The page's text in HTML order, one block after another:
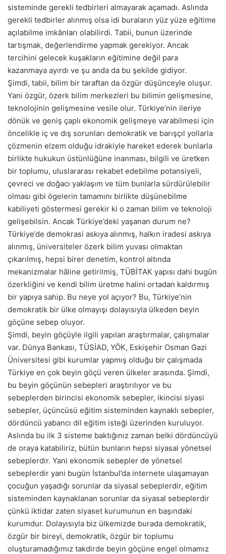
sisteminde gerekli tedbirleri almayarak açamadı. Aslında
gerekli tedbirler alınmış olsa idi buraların yüz yüze eğitime
açılabilme imkânları olabilirdi. Tabii, bunun üzerinde
tartışmak, değerlendirme yapmak gerekiyor. Ancak
tercihini gelecek kuşakların eğitimine değil para
kazanmaya ayırdı ve şu anda da bu şekilde gidiyor.
Şimdi, tabii, bilim bir taraftan da özgür düşünceyle oluşur.
Yani özgür, özerk bilim merkezleri bu bilimin gelişmesine,
teknolojinin gelişmesine vesile olur. Türkiye’nin ileriye
dönük ve geniş çaplı ekonomik gelişmeye varabilmesi için
öncelikle iç ve dış sorunları demokratik ve barışçıl yollarla
çözmenin elzem olduğu idrakiyle hareket ederek bunlarla
birlikte hukukun üstünlüğüne inanması, bilgili ve üretken
bir toplumu, uluslararası rekabet edebilme potansiyeli,
çevreci ve doğacı yaklaşım ve tüm bunlarla sürdürülebilir
olması gibi ögelerin tamamını birlikte düşünebilme
kabiliyeti göstermesi gerekir ki o zaman bilim ve teknoloji
gelişebilsin. Ancak Türkiye’deki yaşanan durum ne?
Türkiye’de demokrasi askıya alınmış, halkın iradesi askıya
alınmış, üniversiteler özerk bilim yuvası olmaktan
çıkarılmış, hepsi birer denetim, kontrol altında
mekanizmalar hâline getirilmiş, TÜBİTAK yapısı dahi bugün
özerkliğini ve kendi bilim üretme halini ortadan kaldırmış
bir yapıya sahip. Bu neye yol açıyor? Bu, Türkiye’nin
demokratik bir ülke olmayışı dolayısıyla ülkeden beyin
göçüne sebep oluyor.
Şimdi, beyin göçüyle ilgili yapılan araştırmalar, çalışmalar
var. Dünya Bankası, TÜSİAD, YÖK, Eskişehir Osman Gazi
Üniversitesi gibi kurumlar yapmış olduğu bir çalışmada
Türkiye en çok beyin göçü veren ülkeler arasında. Şimdi,
bu beyin göçünün sebepleri araştırılıyor ve bu
sebeplerden birincisi ekonomik sebepler, ikincisi siyasi
sebepler, üçüncüsü eğitim sisteminden kaynaklı sebepler,
dördüncü yabancı dil eğitim isteği üzerinden kuruluyor.
Aslında bu ilk 3 sisteme baktığınız zaman belki dördüncüyü
de oraya katabiliriz, bütün bunların hepsi siyasal yönetsel
sebeplerdir. Yani ekonomik sebepler de yönetsel
sebeplerdir yani bugün İstanbul’da internete ulaşamayan
çocuğun yaşadığı sorunlar da siyasal sebeplerdir, eğitim
sisteminden kaynaklanan sorunlar da siyasal sebeplerdir
çünkü iktidar zaten siyaset kurumunun en başındaki
kurumdur. Dolayısıyla biz ülkemizde burada demokratik,
özgür bir bireyi, demokratik, özgür bir toplumu
oluşturamadığımız takdirde beyin göçüne engel olmamız